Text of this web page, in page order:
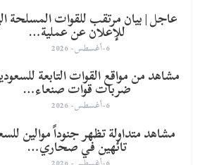
عاجل | بيان مرتقب للقوات المسلحة
للإعلان عن عملية…
6-أغسطس- 2026
مشاهد من مواقع القوات التابعة
ضربات قوات صنعاء…
6-أغسطس- 2026
مشاهد متداولة تظهر جنوداً موالين
تائهين في صحاري…